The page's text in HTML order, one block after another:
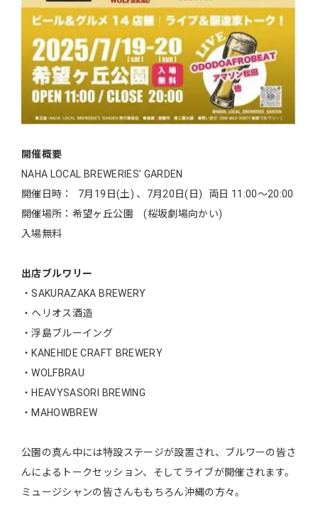
開催概要
ΝAHA LOCAL BREWERIES’ GARDEN
開催日時： 7月19日(土) 、7月20日(日) 両日 11:00〜20:00
開催場所：希望ヶ丘公園 (桜坂劇場向かい)
入場無料
出店ブルワリー
・SAKURAZAKA BREWERY
・ヘリオス酒造
・浮島ブルーイング
・KANEHIDE CRAFT BREWERY
・WOLFBRAU
・HEAVYSASORI BREWING
・MAHOWBREW
公園の真ん中には特設ステージが設置され、ブルワーの皆さ
んによるトークセッション、そしてライブが開催されます。
ミュージシャンの皆さんももちろん沖縄の方々。